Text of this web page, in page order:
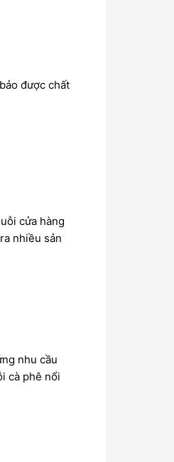
được chất
cửa hàng
nhiều sản
nhu cầu
cà phê nổi